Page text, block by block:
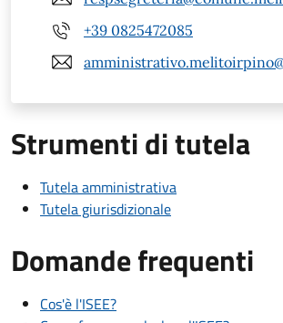
+39 0825472085
Strumenti di tutela
Tutela amministrativa
Tutela giurisdizionale
Domande frequenti
Cos'è l'ISEE?